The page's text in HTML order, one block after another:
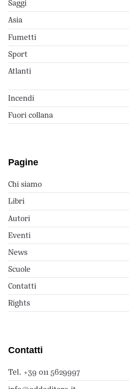
Saggi
Asia
Fumetti
Sport
Atlanti
Incendi
Fuori collana
Pagine
Chi siamo
Libri
Autori
Eventi
News
Scuole
Contatti
Rights
Contatti
Tel. +39 011 5629997